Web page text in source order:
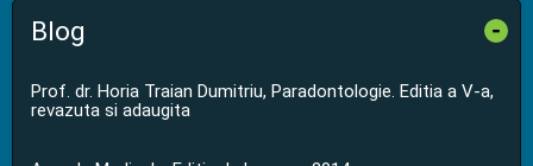
Blog -
Prof. dr. Horia Traian Dumitriu, Paradontologie. Editia a V-a,
revazuta si adaugita